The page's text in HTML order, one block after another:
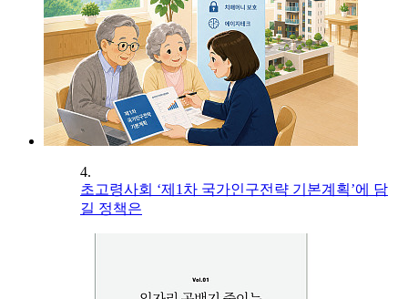
4.
초고령사회 ‘제1차 국가인구전략 기본계획’에 담
길 정책은